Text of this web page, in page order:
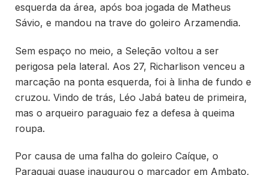
esquerda da área, após boa jogada de Matheus
Sávio, e mandou na trave do goleiro Arzamendia.
Sem espaço no meio, a Seleção voltou a ser
perigosa pela lateral. Aos 27, Richarlison venceu a
marcação na ponta esquerda, foi à linha de fundo e
cruzou. Vindo de trás, Léo Jabá bateu de primeira,
mas o arqueiro paraguaio fez a defesa à queima
roupa.
Por causa de uma falha do goleiro Caíque, o
Paraguai quase inaugurou o marcador em Ambato,